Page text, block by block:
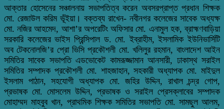
আক্তার হোসেনের সঞ্চালনায় সভাপতিত্ব করেন অবসরপ্রাপ্ত প্রধান শিক্ষক
মো. রেজাউল করিম ভূঁইয়া। বক্তব্য রাখেন- নবীনগর কলেজের সাবেক অধ্যক্ষ
মো. নজির আহমেদ, আশা’র অপরেটিং অফিসার মো. এনামুল হক, ব্রাহ্মণবাড়িয়া
সরকারি কলেজের ভাইস প্রিন্সিপাল ড. মো. ইব্রাহীম, ইসলামিক ইউনিভার্সিটি
অব টেকনোলজি’র প্রো ভিসি প্রকৌশলী মো. খলিলুর রহমান, বাংলাদেশ আইন
সমিতির সাবেক সভাপতি এডভোকেট কামরূজ্জামান আনসারী, ঢাকাস্থ সরাইল
সমিতির সম্পাদক প্রকৌশলী মো. শাহজাহান, সহকারী অধ্যাপক মো. মাইদুল
ইসলাম পাঠান, সহযোগী অধ্যাপক মো. জহির উদ্দিন, রাখাল চন্দ্র গোপ,
প্রভাষক মো. মোসলেম উদ্দিন, প্রভাষক ও সরাইল প্রেসক্লাবের সম্পাদক
মোহাম্মদ মাহবুব খান, প্রাথমিক শিক্ষক সমিতির সভাপতি মো. সামছুল আলম,